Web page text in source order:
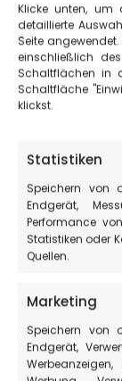
Klicke unten, um
detaillierte
Seite
einschließlich
Schaltflächen in
Schaltfläche
klickst.
Statistiken
Speichern von
Endgerät,
Performance
Statistiken oder
Quellen.
Marketing
Speichern von
Endgerät,